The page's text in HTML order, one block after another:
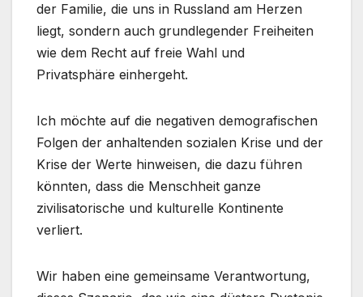
der Familie, die uns in Russland am Herzen
liegt, sondern auch grundlegender Freiheiten
wie dem Recht auf freie Wahl und
Privatsphäre einhergeht.
Ich möchte auf die negativen demografischen
Folgen der anhaltenden sozialen Krise und der
Krise der Werte hinweisen, die dazu führen
könnten, dass die Menschheit ganze
zivilisatorische und kulturelle Kontinente
verliert.
Wir haben eine gemeinsame Verantwortung,